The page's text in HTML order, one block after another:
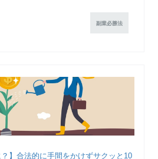
副業必勝法
？】合法的に手間をかけずサクッと10